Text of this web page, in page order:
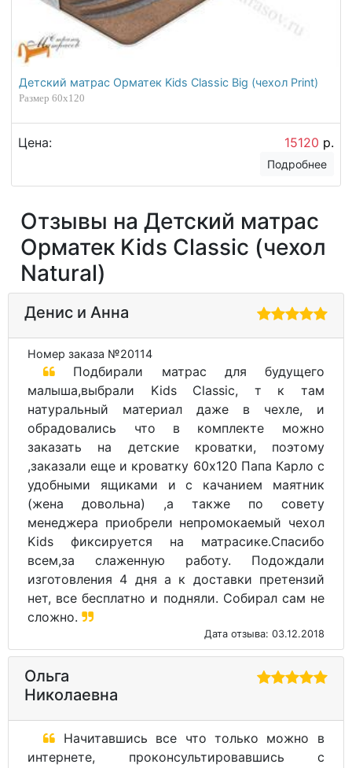
Детский матрас Орматек Kids Classic Big (чехол Print)
Размер 60х120
Цена: 15120 р.
Подробнее
Отзывы на Детский матрас
Орматек Kids Classic (чехол
Natural)
Денис и Анна
Номер заказа №20114
Подбирали матрас для будущего
малыша,выбрали Kids Classic, т к там
натуральный материал даже в чехле, и
обрадовались что в комплекте можно
заказать на детские кроватки, поэтому
,заказали еще и кроватку 60х120 Папа Карло с
удобными ящиками и с качанием маятник
(жена довольна) ,а также по совету
менеджера приобрели непромокаемый чехол
Kids фиксируется на матрасике.Спасибо
всем,за слаженную работу. Подождали
изготовления 4 дня а к доставки претензий
нет, все бесплатно и подняли. Собирал сам не
сложно.
Дата отзыва: 03.12.2018
Ольга
Николаевна
Начитавшись все что только можно в
интернете, проконсультировавшись с